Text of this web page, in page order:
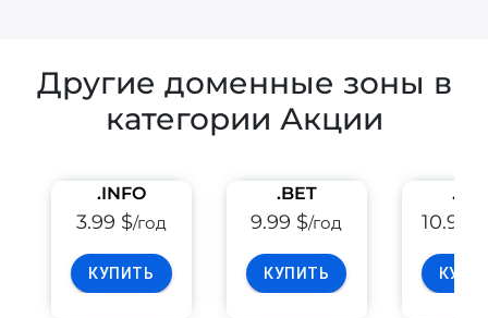
Другие доменные зоны в
категории Акции
.INFO
3.99 $/год
КУПИТЬ
.BET
9.99 $/год
КУПИТЬ
10.99 $